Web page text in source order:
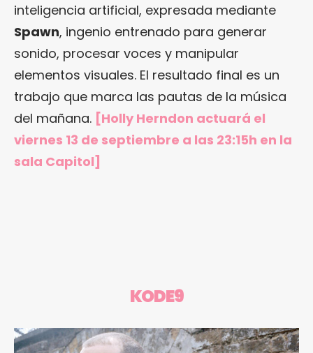
inteligencia artificial, expresada mediante
Spawn, ingenio entrenado para generar
sonido, procesar voces y manipular
elementos visuales. El resultado final es un
trabajo que marca las pautas de la música
del mañana. [Holly Herndon actuará el
viernes 13 de septiembre a las 23:15h en la
sala Capitol]
KODE9